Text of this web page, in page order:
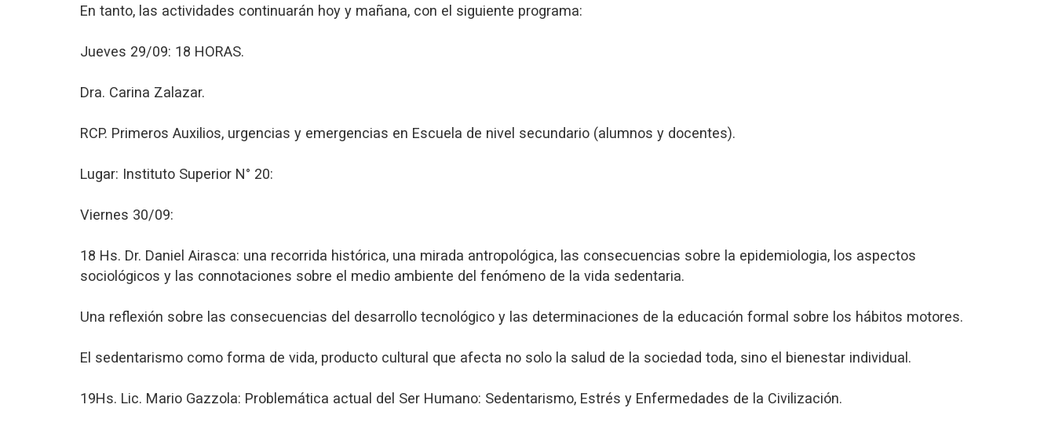
En tanto, las actividades continuarán hoy y mañana, con el siguiente programa:
Jueves 29/09: 18 HORAS.
Dra. Carina Zalazar.
RCP. Primeros Auxilios, urgencias y emergencias en Escuela de nivel secundario (alumnos y docentes).
Lugar: Instituto Superior N° 20:
Viernes 30/09:
18 Hs. Dr. Daniel Airasca: una recorrida histórica, una mirada antropológica, las consecuencias sobre la epidemiologia, los aspectos
sociológicos y las connotaciones sobre el medio ambiente del fenómeno de la vida sedentaria.
Una reflexión sobre las consecuencias del desarrollo tecnológico y las determinaciones de la educación formal sobre los hábitos motores.
El sedentarismo como forma de vida, producto cultural que afecta no solo la salud de la sociedad toda, sino el bienestar individual.
19Hs. Lic. Mario Gazzola: Problemática actual del Ser Humano: Sedentarismo, Estrés y Enfermedades de la Civilización.